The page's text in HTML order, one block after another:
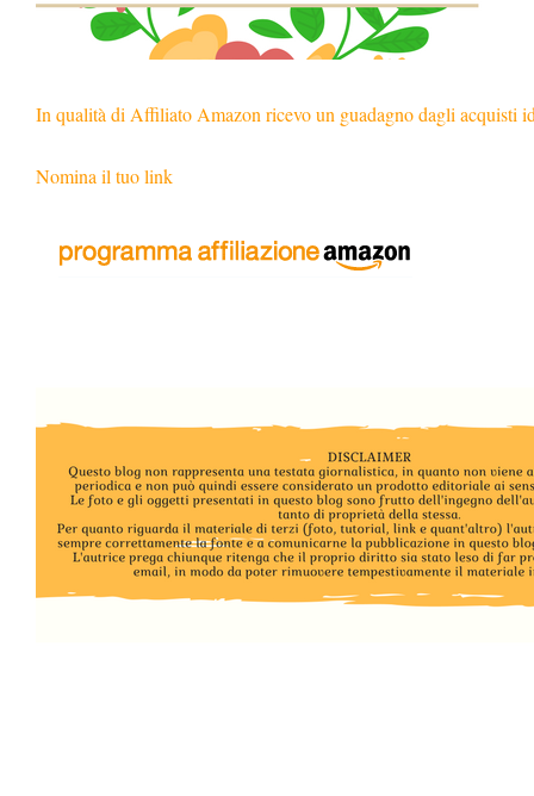
In qualità di Affiliato Amazon ricevo un guadagno dagli acquisti
Nomina il tuo link